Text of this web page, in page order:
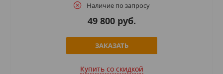
Наличие по запросу
49 800 руб.
ЗАКАЗАТЬ
Купить cо скидкой